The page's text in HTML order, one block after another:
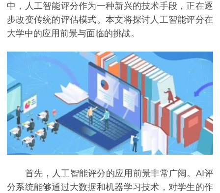
中，人工智能评分作为一种新兴的技术手段，正在逐
步改变传统的评估模式。本文将探讨人工智能评分在
大学中的应用前景与面临的挑战。
首先，人工智能评分的应用前景非常广阔。AI评
分系统能够通过大数据和机器学习技术，对学生的作